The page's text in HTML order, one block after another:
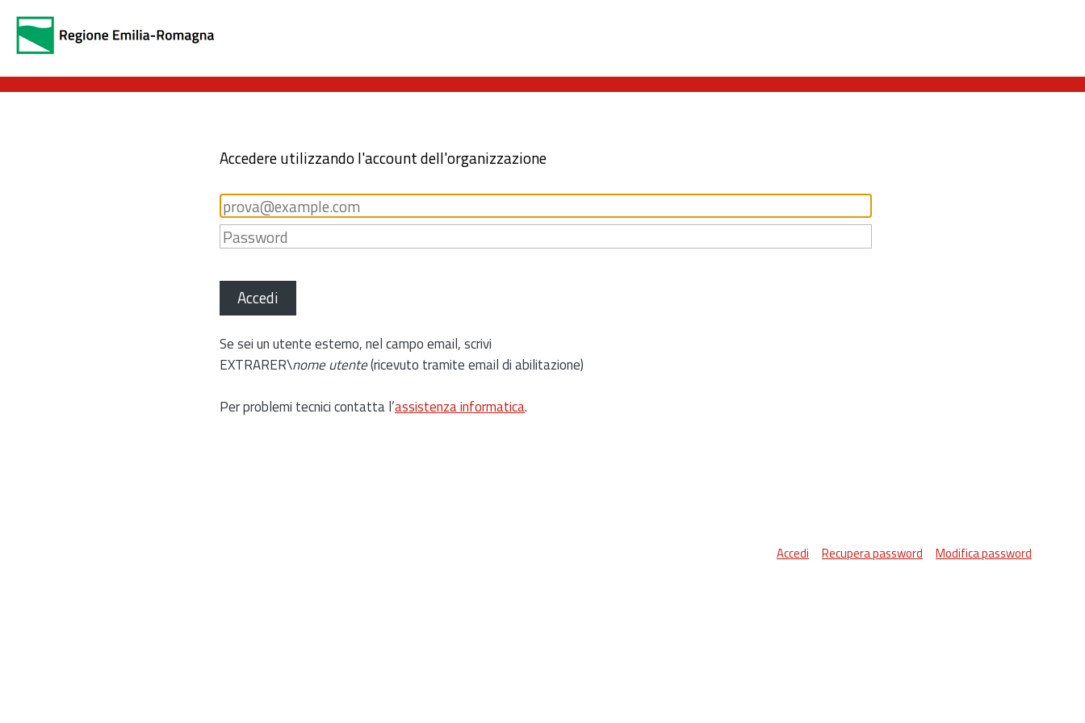
Accedere utilizzando l'account dell'organizzazione
Accedi
Se sei un utente esterno, nel campo email, scrivi
EXTRARER\nome utente(ricevuto tramite email di abilitazione)
Per problemi tecnici contatta l’assistenza informatica.
Accedi Recupera password Modifica password